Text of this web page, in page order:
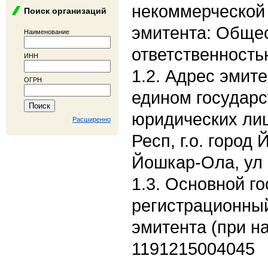
Поиск организаций
Наименование
ИНН
ОГРН
Расширенно
эмитента:
1.2. Адрес
едином
юридических
Респ, г.о. город
Йошкар-Ола, ул
1.3. Основной
эмитента (при
1191215004045